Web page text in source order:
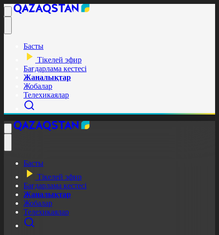
Басты
Тікелей эфир
Бағдарлама кестесі
Жаңалықтар
Жобалар
Телехикаялар
Басты
Тікелей эфир
Бағдарлама кестесі
Жаңалықтар
Жобалар
Телехикаялар